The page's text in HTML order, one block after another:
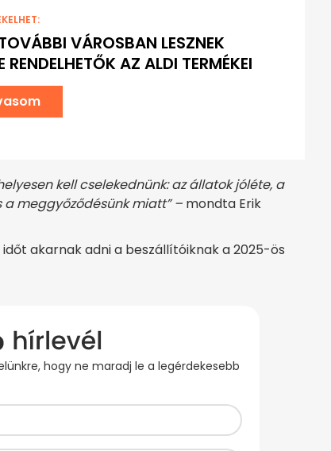
VÁROSBAN LESZNEK
RENDELHETŐK AZ ALDI TERMÉKEI
kell cselekednünk: az állatok jóléte, a
meggyőződésünk miatt” – mondta Erik
akarnak adni a beszállítóiknak a 2025-ös
hogy ne maradj le a legérdekesebb